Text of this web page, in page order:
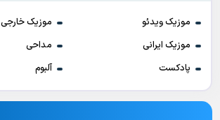
موزیک ویدئو
موزیک خارجی
موزیک ایرانی
مداحی
پادکست
آلبوم